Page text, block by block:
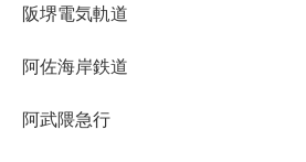
阪堺電気軌道
阿佐海岸鉄道
阿武隈急行